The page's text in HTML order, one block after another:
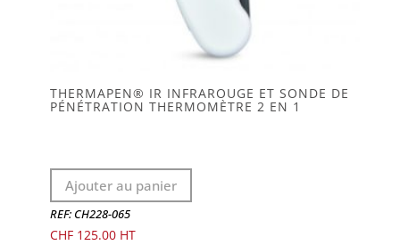
THERMAPEN® IR INFRAROUGE ET SONDE DE
PÉNÉTRATION THERMOMÈTRE 2 EN 1
Ajouter au panier
REF: CH228-065
CHF125.00